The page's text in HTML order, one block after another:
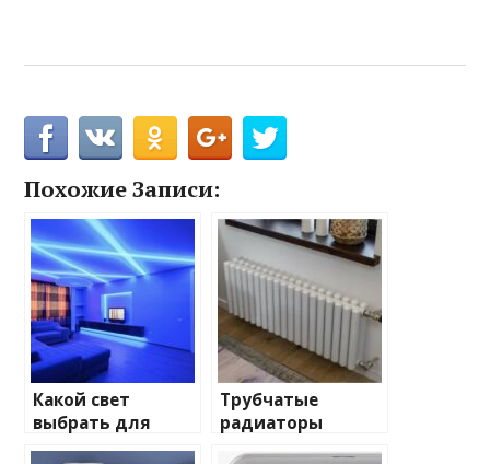
Похожие Записи:
Какой свет
выбрать для
домашнего
Трубчатые
радиаторы